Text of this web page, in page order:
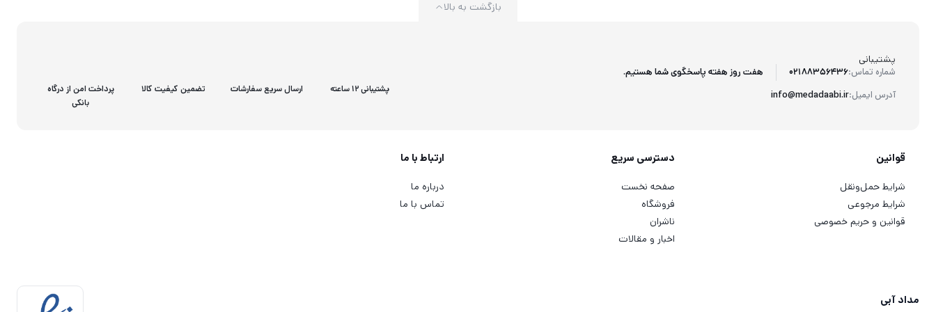
پشتیبانی
شماره تماس:02188356436
آدرس ایمیل:info@medadaabi.ir
هفت روز هفته پاسخگوی شما هستیم.
بازگشت به بالا
پشتیبانی 12 ساعته ارسال سریع سفارشات تضمین کیفیت کالا
پرداخت امن از درگاه
بانکی
قوانین
شرایط حمل‌ونقل
شرایط مرجوعی
قوانین و حریم خصوصی
دسترسی سریع
صفحه نخست
فروشگاه
ناشران
اخبار و مقالات
ارتباط با ما
درباره ما
تماس با ما
مداد آبی